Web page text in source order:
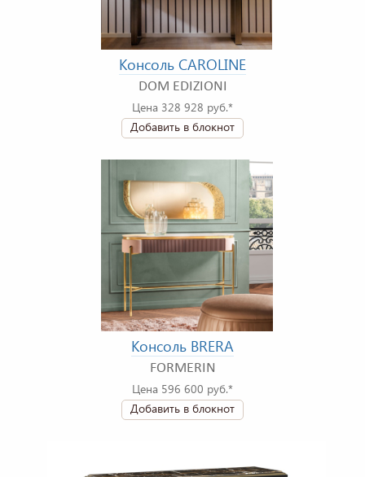
Консоль CAROLINE
DOM EDIZIONI
Цена 328 928 руб.*
Добавить в блокнот
Консоль BRERA
FORMERIN
Цена 596 600 руб.*
Добавить в блокнот